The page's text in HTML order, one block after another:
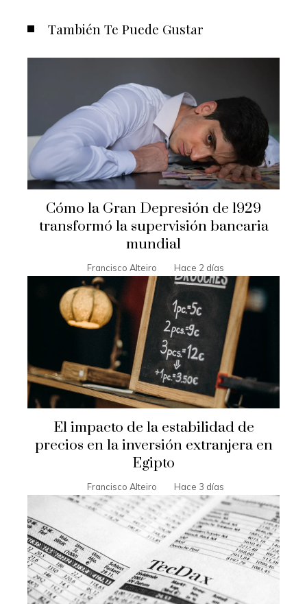
También Te Puede Gustar
Cómo la Gran Depresión de 1929
transformó la supervisión bancaria
mundial
Francisco Alteiro Hace 2 días
El impacto de la estabilidad de
precios en la inversión extranjera en
Egipto
Francisco Alteiro Hace 3 días